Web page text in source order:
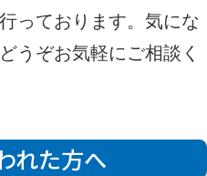
っております。気にな
うぞお気軽にご相談く
れた方へ